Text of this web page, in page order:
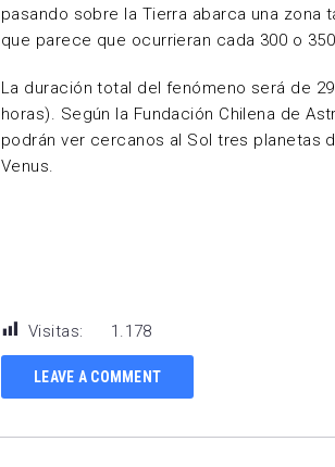
pasando sobre la Tierra abarca una zona
que parece que ocurrieran cada 300 o
La duración total del fenómeno será de
horas). Según la Fundación Chilena de
podrán ver cercanos al Sol tres planetas
Venus.
Visitas: 1.178
LEAVE A COMMENT